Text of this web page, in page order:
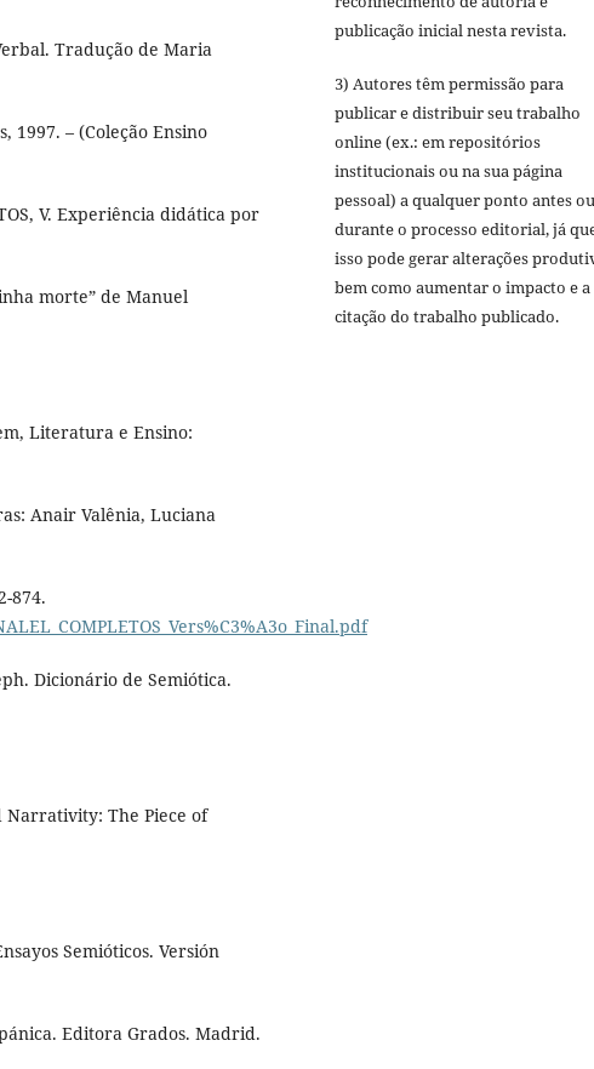
Tradução de Maria
1997. – (Coleção Ensino
V. Experiência didática por
morte” de Manuel
Literatura e Ensino:
Anair Valênia, Luciana
874.
Dicionário de Semiótica.
Narrativity: The Piece of
Semióticos. Versión
Editora Grados. Madrid.
publicação inicial nesta revista.
3) Autores têm permissão para
publicar e distribuir seu trabalho
online (ex.: em repositórios
institucionais ou na sua página
pessoal) a qualquer ponto antes ou
durante o processo editorial, já
isso pode gerar alterações
bem como aumentar o impacto e a
citação do trabalho publicado.